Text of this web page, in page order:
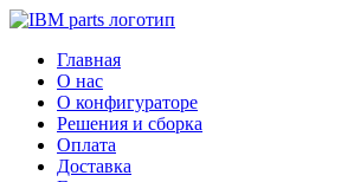
Главная
О нас
О конфигураторе
Решения и сборка
Оплата
Доставка